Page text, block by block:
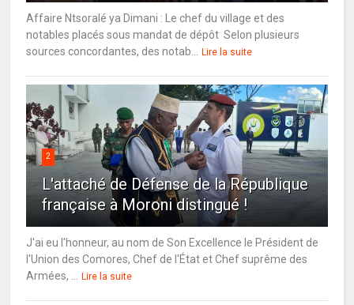
Affaire Ntsoralé ya Dimani : Le chef du village et des
notables placés sous mandat de dépôt Selon plusieurs
sources concordantes, des notab...
Lire la suite
2
L'attaché de Défense de la République
française à Moroni distingué !
J'ai eu l'honneur, au nom de Son Excellence le Président de
l'Union des Comores, Chef de l'État et Chef suprême des
Armées, ...
Lire la suite